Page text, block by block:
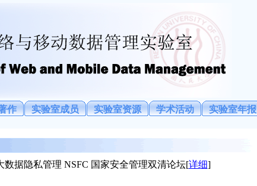
作 实验室成员 实验室资源 学术活动 实验室年报
数据隐私管理 NSFC 国家安全管理双清论坛[详细]